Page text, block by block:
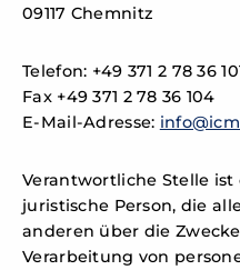
09117 Chemnitz
Telefon: +49 371 2 78 36
Fax +49 371 2 78 36 104
E-Mail-Adresse:
Verantwortliche Stelle
juristische Person, die
anderen über die
Verarbeitung von